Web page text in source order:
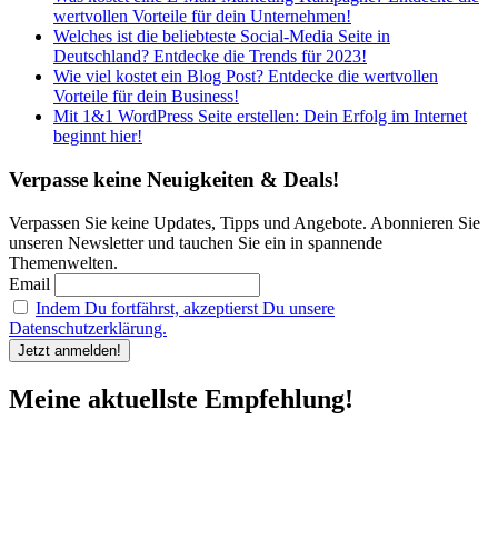
wertvollen Vorteile für dein Unternehmen!
Welches ist die beliebteste Social-Media Seite in
Deutschland? Entdecke die Trends für 2023!
Wie viel kostet ein Blog Post? Entdecke die wertvollen
Vorteile für dein Business!
Mit 1&1 WordPress Seite erstellen: Dein Erfolg im Internet
beginnt hier!
Verpasse keine Neuigkeiten & Deals!
Verpassen Sie keine Updates, Tipps und Angebote. Abonnieren Sie
unseren Newsletter und tauchen Sie ein in spannende
Themenwelten.
Email
Indem Du fortfährst, akzeptierst Du unsere
Datenschutzerklärung.
Meine aktuellste Empfehlung!